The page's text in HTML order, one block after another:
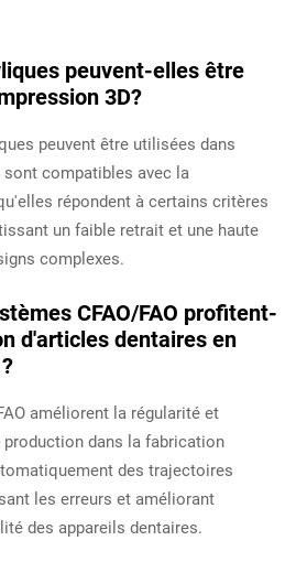
peuvent-elles être
3D?
peuvent être utilisées dans
sont compatibles avec la
répondent à certains critères
un faible retrait et une haute
complexes.
CFAO/FAO profitent-
d'articles dentaires en
améliorent la régularité et
dans la fabrication
des trajectoires
les erreurs et améliorant
des appareils dentaires.